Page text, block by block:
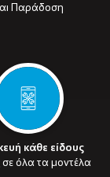
Παράδοση
κάθε είδους
σε όλα τα μοντέλα